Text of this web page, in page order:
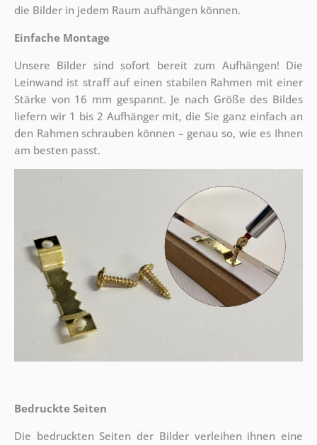
die Bilder in jedem Raum aufhängen können.
Einfache Montage
Unsere Bilder sind sofort bereit zum Aufhängen! Die
Leinwand ist straff auf einen stabilen Rahmen mit einer
Stärke von 16 mm gespannt. Je nach Größe des Bildes
liefern wir 1 bis 2 Aufhänger mit, die Sie ganz einfach an
den Rahmen schrauben können – genau so, wie es Ihnen
am besten passt.
Bedruckte Seiten
Die bedruckten Seiten der Bilder verleihen ihnen eine